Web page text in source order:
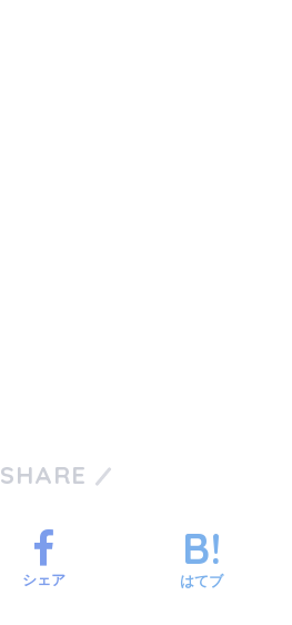
SHARE
シェア はてブ